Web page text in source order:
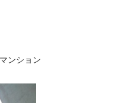
ンション